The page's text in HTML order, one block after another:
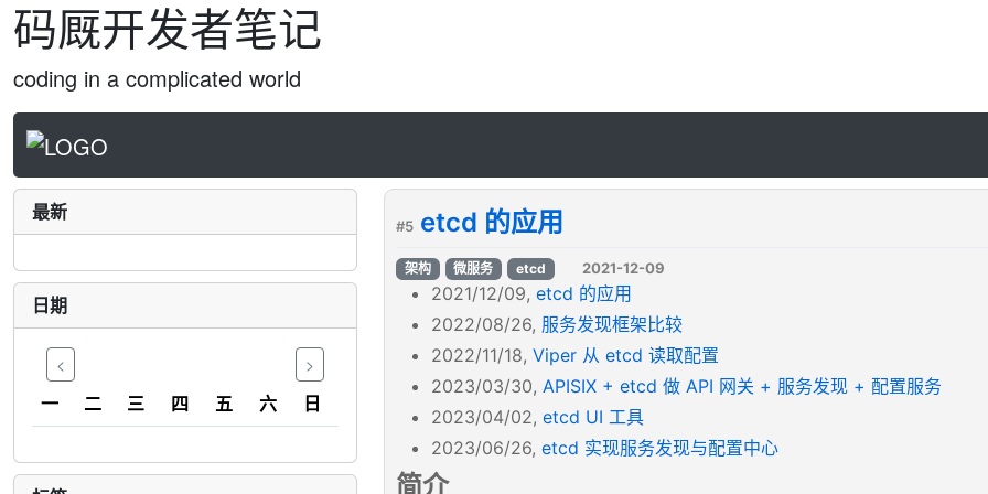
码厩开发者笔记
coding in a complicated world
最新
日期
< >
一 二 三 四 五 六 日
#5 etcd 的应用
架构 微服务 etcd 2021-12-09
2021/12/09, etcd 的应用
2022/08/26, 服务发现框架比较
2022/11/18, Viper 从 etcd 读取配置
2023/03/30, APISIX + etcd 做 API 网关 + 服务发现 + 配置服务
2023/04/02, etcd UI 工具
2023/06/26, etcd 实现服务发现与配置中心
简介